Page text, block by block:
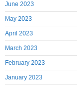
June 2023
May 2023
April 2023
March 2023
February 2023
January 2023